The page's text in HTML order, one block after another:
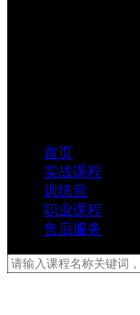
首页
实战课程
训练营
职业课程
售后服务